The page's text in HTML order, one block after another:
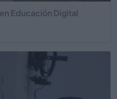
Educación Digital